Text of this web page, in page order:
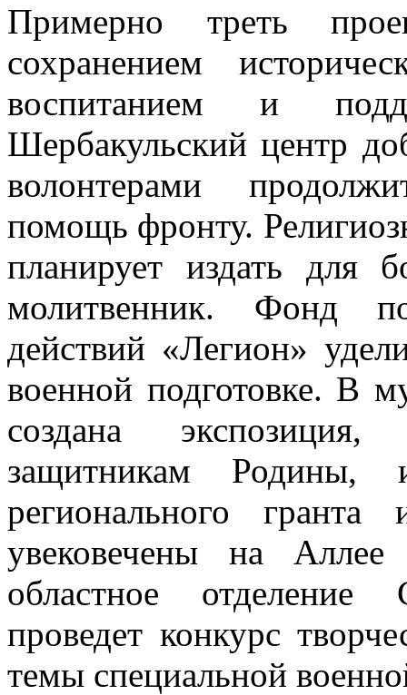
Примерно треть
сохранением
воспитанием и
Шербакульский центр
волонтерами
помощь фронту.
планирует издать для
молитвенник. Фонд
действий «Легион»
военной подготовке. В
создана
защитникам Родины,
регионального гранта
увековечены на
областное
проведет конкурс
темы специальной